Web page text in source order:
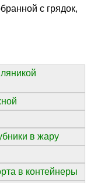
с грядок,
в жару
в контейнеры